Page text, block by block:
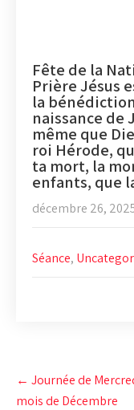
Fête de la
Prière Jésus
la
naissance de
même que
roi Hérode,
ta mort, la
enfants, que
décembre 26,
Séance,
Post
navigation
← Journée de
mois de Décembre